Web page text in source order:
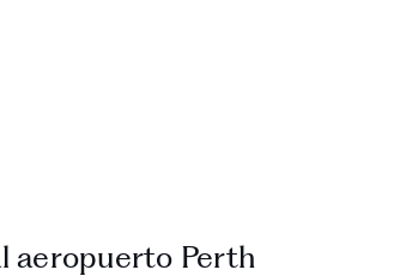
aeropuerto Perth